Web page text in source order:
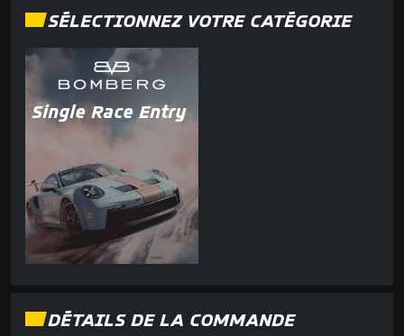
SÉLECTIONNEZ VOTRE CATÉGORIE
Single Race Entry
DÉTAILS DE LA COMMANDE